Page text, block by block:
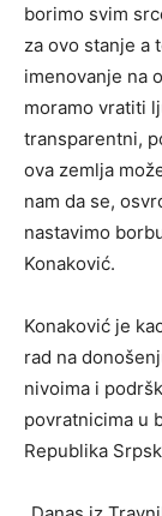
borimo svim
za ovo stanje a
imenovanje na
moramo vratiti
transparentni,
ova zemlja
nam da se,
nastavimo
Konaković.
Konaković je
rad na
nivoima i
povratnicima u
Republika